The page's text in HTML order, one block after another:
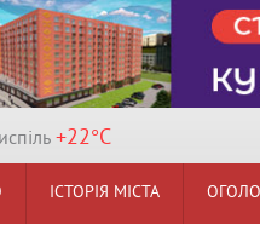
+22°C
ІСТОРІЯ МІСТА